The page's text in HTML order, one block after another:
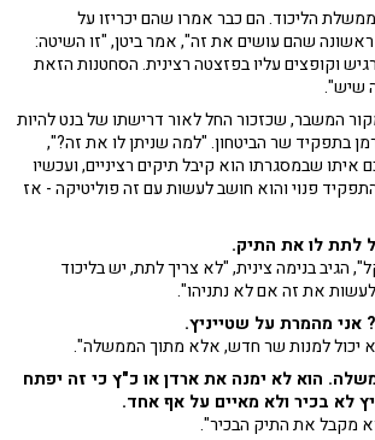
הליכוד. הם כבר אמרו שהם יכריזו על
שהם עושים את זה", אמר ביטן, "זו השיטה:
וקופצים עליו בפזצטה רצינית. הסחטנות הזאת
שיש".
המשבר, שכזכור החל לאור דרישתו של בנט להיות
בתפקיד שר הביטחון. "למה שניתן לו את זה?",
איתו שבמסגרתו הוא קיבל תיקים רציניים, ועכשיו
פנוי והוא חושב לעשות עם זה פוליטיקה - אז
לתת לו את התיק.
הגיב בנימה צינית, "לא צריך לתת, יש בליכוד
את זה אם לא נתניהו".
אני מהמרת על שטייניץ.
יכול למנות שר חדש, אלא מתוך הממשלה".
הוא לא ימנה את ארדן או כ"ץ כי זה יפתח
לא בכיר ולא מאיים על אף אחד.
מקבל את התיק הבכיר".